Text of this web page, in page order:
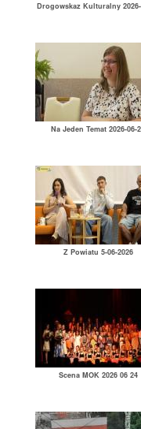
Drogowskaz Kulturalny 2026-
Na Jeden Temat 2026-06-
Z Powiatu 5-06-2026
Scena MOK 2026 06 24